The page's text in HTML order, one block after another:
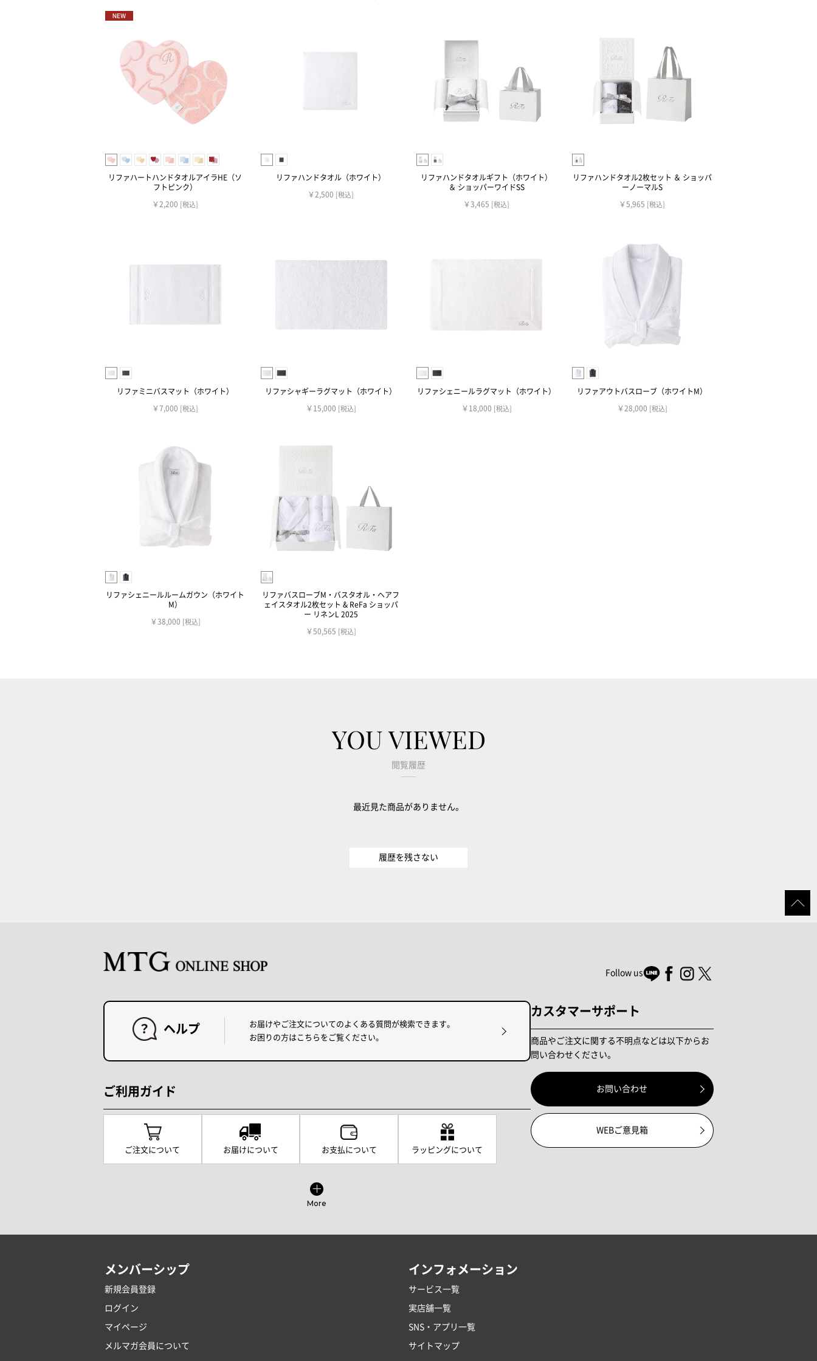
リファハートハンドタオルアイラHE（ソ
フトピンク）
￥2,200 [税込]
リファハンドタオル（ホワイト）
￥2,500 [税込]
リファハンドタオルギフト（ホワイト）
＆ ショッパーワイドSS
￥3,465 [税込]
リファハンドタオル2枚セット ＆ ショッパ
ーノーマルS
￥5,965 [税込]
リファミニバスマット（ホワイト）
￥7,000 [税込]
リファシャギーラグマット（ホワイト）
￥15,000 [税込]
リファシェニールラグマット（ホワイト）
￥18,000 [税込]
リファアウトバスローブ（ホワイトM）
￥28,000 [税込]
リファシェニールルームガウン（ホワイト
M）
￥38,000 [税込]
リファバスローブM・バスタオル・ヘアフ
ェイスタオル2枚セット & ReFa ショッパ
ー リネンL 2025
￥50,565 [税込]
YOU VIEWED
閲覧履歴
最近見た商品がありません。
履歴を残さない
Follow us
ヘルプ
お届けやご注文についてのよくある質問が検索できます。
お困りの方はこちらをご覧ください。
ご利用ガイド
ご注文について お届けについて お支払について ラッピングについて
More
カスタマーサポート
商品やご注文に関する不明点などは以下からお
問い合わせください。
お問い合わせ
WEBご意見箱
メンバーシップ
新規会員登録
ログイン
マイページ
メルマガ会員について
インフォメーション
サービス一覧
実店舗一覧
SNS・アプリ一覧
サイトマップ